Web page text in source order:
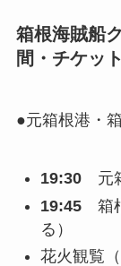
箱根海賊船
間・チケット
●元箱根港・
19:30元
19:45箱根
る）
花火観覧